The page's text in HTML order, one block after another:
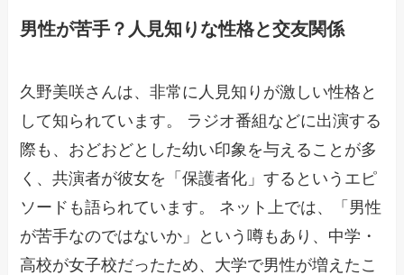
男性が苦手？人見知りな性格と交友関係
久野美咲さんは、非常に人見知りが激しい性格と
して知られています。 ラジオ番組などに出演する
際も、おどおどとした幼い印象を与えることが多
く、共演者が彼女を「保護者化」するというエピ
ソードも語られています。 ネット上では、「男性
が苦手なのではないか」という噂もあり、中学・
高校が女子校だったため、大学で男性が増えたこ